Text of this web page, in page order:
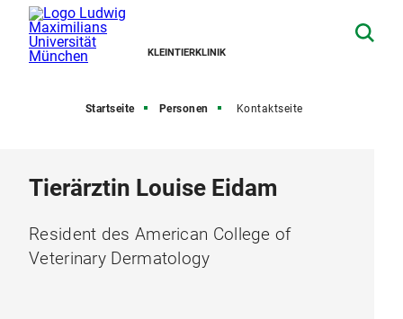
KLEINTIERKLINIK
Startseite Personen Kontaktseite
Tierärztin Louise Eidam
Resident des American College of
Veterinary Dermatology